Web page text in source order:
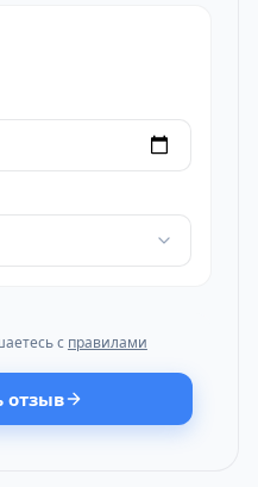
с правилами
отзыв